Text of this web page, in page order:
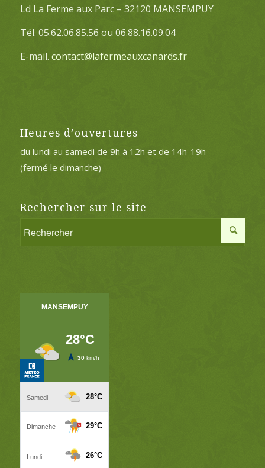
Ld La Ferme aux Parc – 32120 MANSEMPUY
Tél. 05.62.06.85.56 ou 06.88.16.09.04
E-mail. contact@lafermeauxcanards.fr
Heures d’ouvertures
du lundi au samedi de 9h à 12h et de 14h-19h
(fermé le dimanche)
Rechercher sur le site